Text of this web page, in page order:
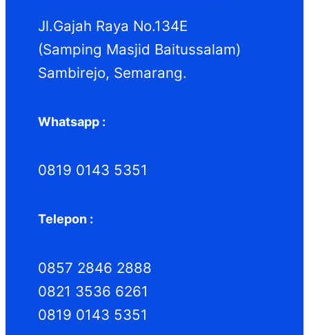
Jl.Gajah Raya No.134E
(Samping Masjid Baitussalam)
Sambirejo, Semarang.
Whatsapp :
0819 0143 5351
Telepon :
0857 2846 2888
0821 3536 6261
0819 0143 5351